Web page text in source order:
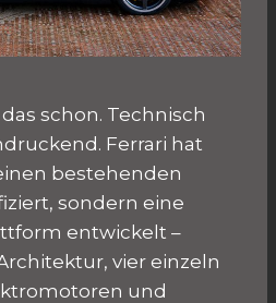
schon. Technisch
Ferrari hat
bestehenden
sondern eine
entwickelt –
vier einzeln
und